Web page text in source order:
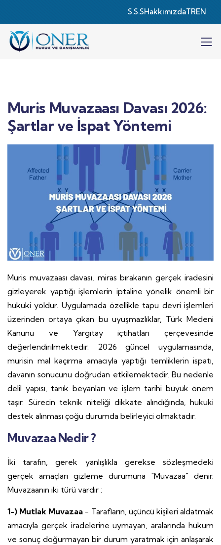
S.S.SHakkımızdaTREN
Muris Muvazaası Davası 2026:
Şartlar ve İspat Yöntemi
Muris muvazaası davası, miras bırakanın gerçek iradesini
gizleyerek yaptığı işlemlerin iptaline yönelik önemli bir
hukuki yoldur. Uygulamada özellikle tapu devri işlemleri
üzerinden ortaya çıkan bu uyuşmazlıklar, Türk Medeni
Kanunu ve Yargıtay içtihatları çerçevesinde
değerlendirilmektedir. 2026 güncel uygulamasında,
murisin mal kaçırma amacıyla yaptığı temliklerin ispatı,
davanın sonucunu doğrudan etkilemektedir. Bu nedenle
delil yapısı, tanık beyanları ve işlem tarihi büyük önem
taşır. Sürecin teknik niteliği dikkate alındığında, hukuki
destek alınması çoğu durumda belirleyici olmaktadır.
Muvazaa Nedir ?
İki tarafın, gerek yanlışlıkla gerekse sözleşmedeki
gerçek amaçları gizleme durumuna "Muvazaa" denir.
Muvazaanın iki türü vardır :
1-) Mutlak Muvazaa - Tarafların, üçüncü kişileri aldatmak
amacıyla gerçek iradelerine uymayan, aralarında hüküm
ve sonuç doğurmayan bir durum yaratmak için anlaşarak